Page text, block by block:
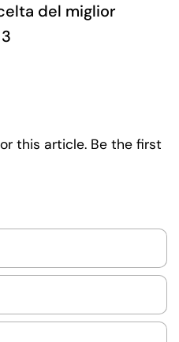
del miglior
this article. Be the first